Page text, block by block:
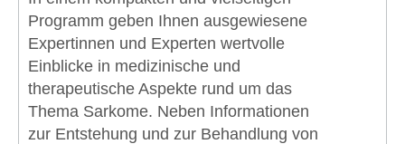
Programm geben Ihnen ausgewiesene
Expertinnen und Experten wertvolle
Einblicke in medizinische und
therapeutische Aspekte rund um das
Thema Sarkome. Neben Informationen
zur Entstehung und zur Behandlung von